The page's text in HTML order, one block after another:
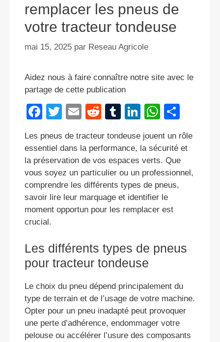
remplacer les pneus de
votre tracteur tondeuse
mai 15, 2025 par Reseau Agricole
Aidez nous à faire connaître notre site avec le
partage de cette publication
F
c
e
b
o
o
k
T
tt
er
E
ail
R
d
di
t
T
m
bl
r
Li
k
e
dI
n
W
at
s
A
p
p
ta
g
er
Les pneus de tracteur tondeuse jouent un rôle
essentiel dans la performance, la sécurité et
la préservation de vos espaces verts. Que
vous soyez un particulier ou un professionnel,
comprendre les différents types de pneus,
savoir lire leur marquage et identifier le
moment opportun pour les remplacer est
crucial.
Les différents types de pneus
pour tracteur tondeuse
Le choix du pneu dépend principalement du
type de terrain et de l’usage de votre machine.
Opter pour un pneu inadapté peut provoquer
une perte d’adhérence, endommager votre
pelouse ou accélérer l’usure des composants